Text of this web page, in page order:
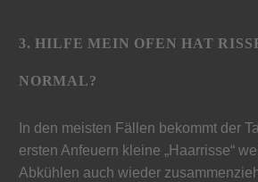
3. HILFE MEIN OFEN HAT
NORMAL?
In den meisten Fällen bekommt der
ersten Anfeuern kleine „Haarrisse“
Abkühlen auch wieder